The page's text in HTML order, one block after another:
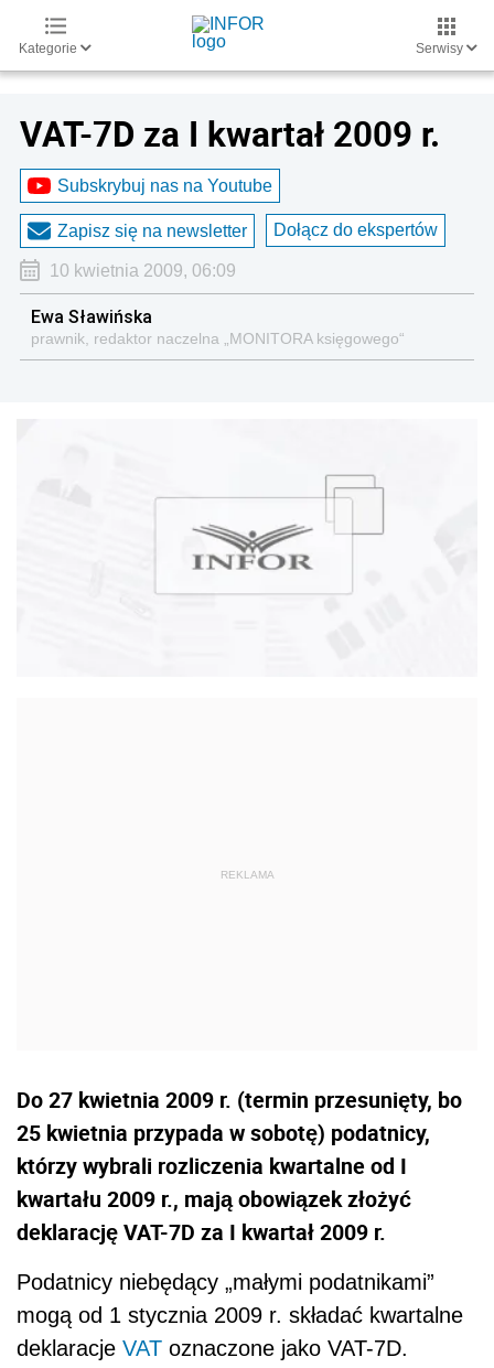
Kategorie Serwisy
VAT-7D za I kwartał 2009 r.
Subskrybuj nas na Youtube
Zapisz się na newsletter Dołącz do ekspertów
10 kwietnia 2009, 06:09
Ewa Sławińska
prawnik, redaktor naczelna „MONITORA księgowego“
Do 27 kwietnia 2009 r. (termin przesunięty, bo
25 kwietnia przypada w sobotę) podatnicy,
którzy wybrali rozliczenia kwartalne od I
kwartału 2009 r., mają obowiązek złożyć
deklarację VAT-7D za I kwartał 2009 r.
Podatnicy niebędący „małymi podatnikami”
mogą od 1 stycznia 2009 r. składać kwartalne
deklaracje VAT oznaczone jako VAT-7D.